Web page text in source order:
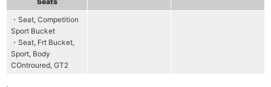
・Seat, Competition
Sport Bucket
・Seat, Frt Bucket,
Sport, Body
COntroured, GT2